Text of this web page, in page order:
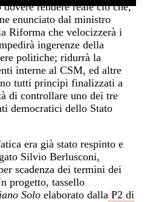
rendere reale ciò che,
enunciato dal ministro
Riforma che velocizzerà i
ingerenze della
politiche; ridurrà la
interne al CSM, ed altre
tutti principi finalizzati a
di controllare uno dei tre
democratici dello Stato
era già stato respinto e
Silvio Berlusconi,
scadenza dei termini dei
progetto, tassello
Solo elaborato dalla P2 di